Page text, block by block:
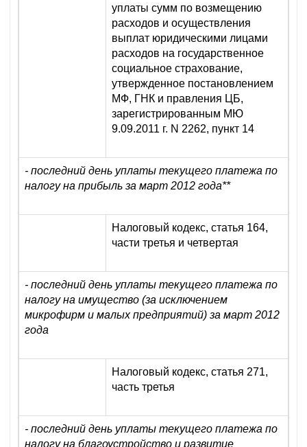
уплаты сумм по возмещению
расходов и осуществления
выплат юридическими лицами
расходов на государственное
социальное страхование,
утвержденное постановлением
МФ, ГНК и правления ЦБ,
зарегистрированным МЮ
9.09.2011 г. N 2262, пункт 14
- последний день уплаты текущего платежа по
налогу на прибыль за март 2012 года**
Налоговый кодекс, статья 164,
части третья и четвертая
- последний день уплаты текущего платежа по
налогу на имущество (за исключением
микрофирм и малых предприятий) за март 2012
года
Налоговый кодекс, статья 271,
часть третья
- последний день уплаты текущего платежа по
налогу на благоустройство и развитие